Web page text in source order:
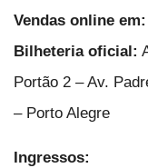
Vendas online em:
Bilheteria oficial:
Portão 2 – Av.
– Porto Alegre
Ingressos: